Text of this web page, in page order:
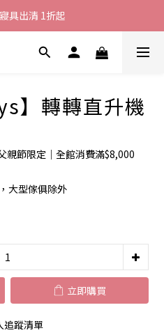
送您200元折價卷
具出清 1折起
現折$500
】轉轉直升機
親節限定｜全館消費滿$8,000
大型傢俱除外
立即購買
追蹤清單